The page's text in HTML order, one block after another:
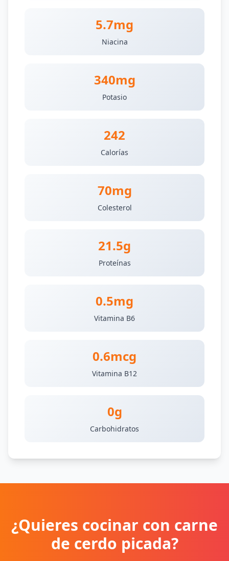
5.7mg
Niacina
340mg
Potasio
242
Calorías
70mg
Colesterol
21.5g
Proteínas
0.5mg
Vitamina B6
0.6mcg
Vitamina B12
0g
Carbohidratos
¿Quieres cocinar con carne
de cerdo picada?